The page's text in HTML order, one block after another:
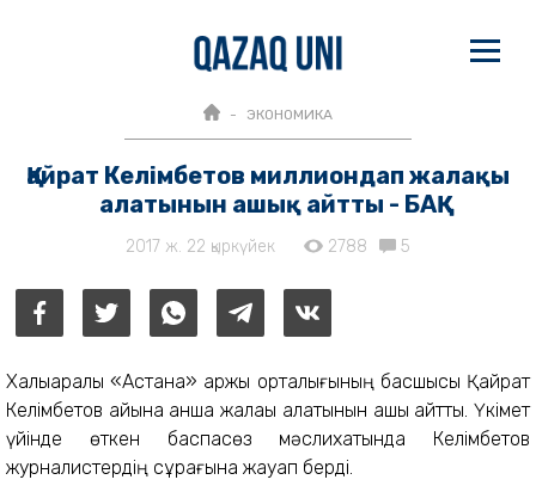
ЭКОНОМИКА
Қайрат Келімбетов миллиондап жалақы
алатынын ашық айтты - БАҚ
2017 ж. 22 қыркүйек 2788 5
Халықаралық «Астана» қаржы орталығының басшысы Қайрат
Келімбетов айына қанша жалақы алатынын ашық айтты. Үкімет
үйінде өткен баспасөз мәслихатында Келімбетов
журналистердің сұрағына жауап берді.